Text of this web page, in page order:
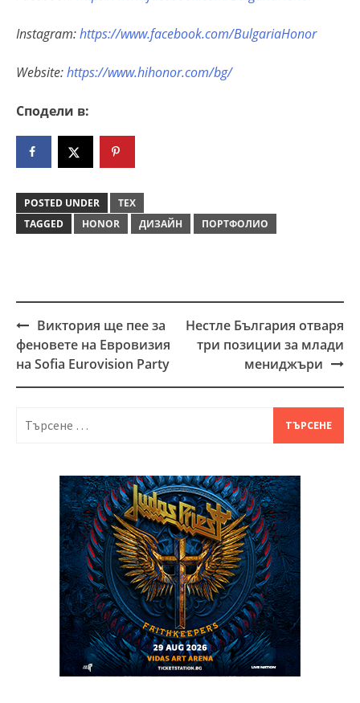
Instagram:https://www.facebook.com/BulgariaHonor
Website:https://www.hihonor.com/bg/
Сподели в:
POSTED UNDER
ТЕХ
TAGGED
HONOR ДИЗАЙН ПОРТФОЛИО
Post
navigation
Виктория ще пее за
феновете на Евровизия
на Sofia Eurovision Party
Нестле България отваря
три позиции за млади
мениджъри
Търсене